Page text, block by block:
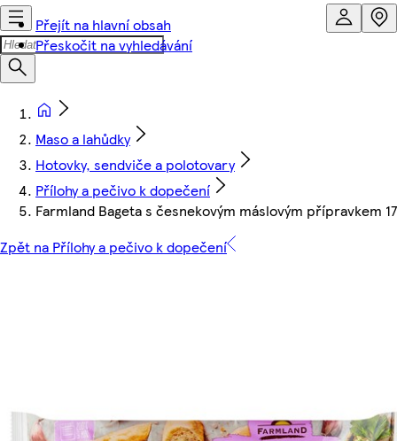
Přejít na hlavní obsah
Přeskočit na vyhledávání
Maso a lahůdky
Hotovky, sendviče a polotovary
Přílohy a pečivo k dopečení
Farmland Bageta s česnekovým máslovým přípravkem
Zpět na Přílohy a pečivo k dopečení